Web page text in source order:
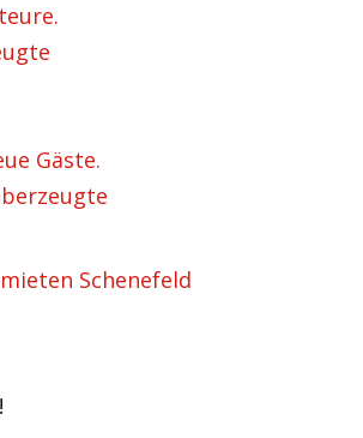
Gäste.
Schenefeld